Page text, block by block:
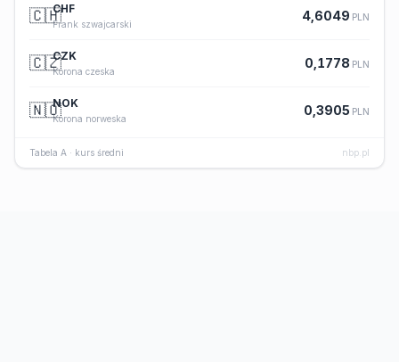
🇨🇭CHF
Frank szwajcarski
4,6049 PLN
🇨🇿CZK
Korona czeska
0,1778 PLN
🇳🇴NOK
Korona norweska
0,3905 PLN
Tabela A · kurs średni nbp.pl